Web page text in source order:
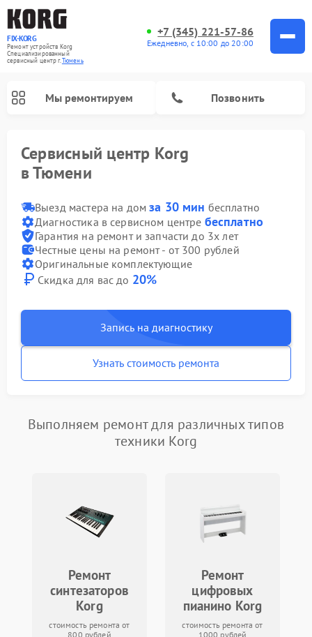
FIX-KORG
Ремонт устройств Korg
Специализированный
cервисный центр г.Тюмень
+7 (345) 221-57-86
Ежедневно, с 10:00 до 20:00
Мы ремонтируем Позвонить
Сервисный центр Korg
в Тюмени
Выезд мастера на домза 30 мин бесплатно
Диагностика в сервисном центре бесплатно
Гарантия на ремонт и запчасти до 3х лет
Честные цены на ремонт - от 300 рублей
Оригинальные комплектующие
Скидка для вас до 20%
Запись на диагностику
Узнать стоимость ремонта
Выполняем ремонт для различных типов
техники Korg
Ремонт
синтезаторов
Korg
стоимость ремонта от
800 рублей
Ремонт
цифровых
пианино Korg
стоимость ремонта от
1000 рублей